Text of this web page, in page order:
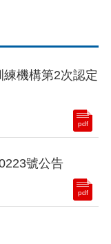
機構第2次認定
pdf
號公告
pdf